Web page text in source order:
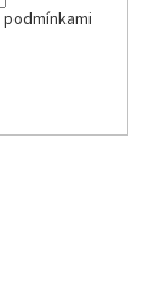
podmínkami